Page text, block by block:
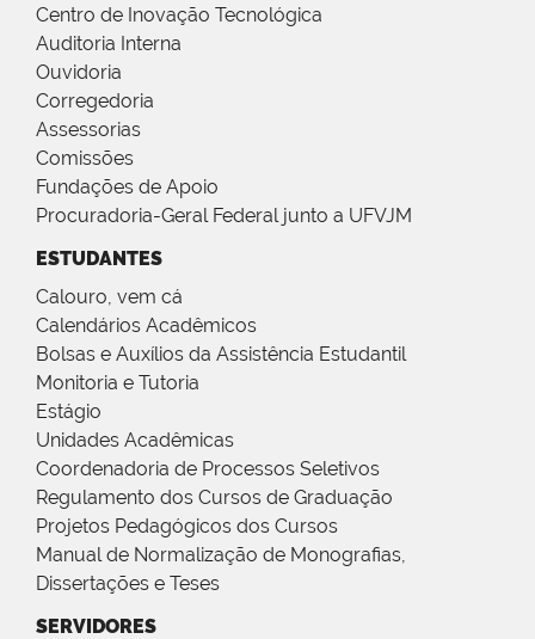
Centro de Inovação Tecnológica
Auditoria Interna
Ouvidoria
Corregedoria
Assessorias
Comissões
Fundações de Apoio
Procuradoria-Geral Federal junto a UFVJM
ESTUDANTES
Calouro, vem cá
Calendários Acadêmicos
Bolsas e Auxílios da Assistência Estudantil
Monitoria e Tutoria
Estágio
Unidades Acadêmicas
Coordenadoria de Processos Seletivos
Regulamento dos Cursos de Graduação
Projetos Pedagógicos dos Cursos
Manual de Normalização de Monografias,
Dissertações e Teses
SERVIDORES